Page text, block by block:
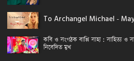
To Archangel Michael -
কবি ও সংগঠক বাপ্পি সাহা : সাহিত্য
নিবেদিত মুখ